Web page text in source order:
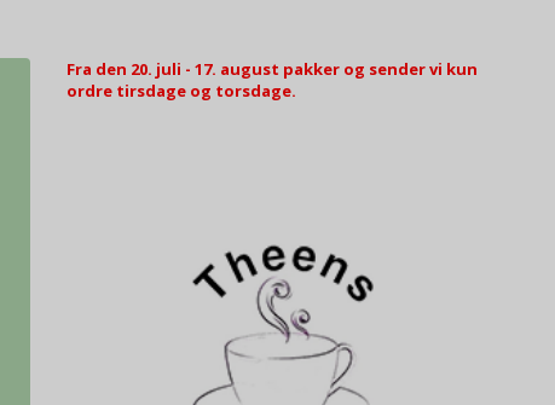
Fra den 20. juli - 17. august pakker og sender vi kun
ordre tirsdage og torsdage.